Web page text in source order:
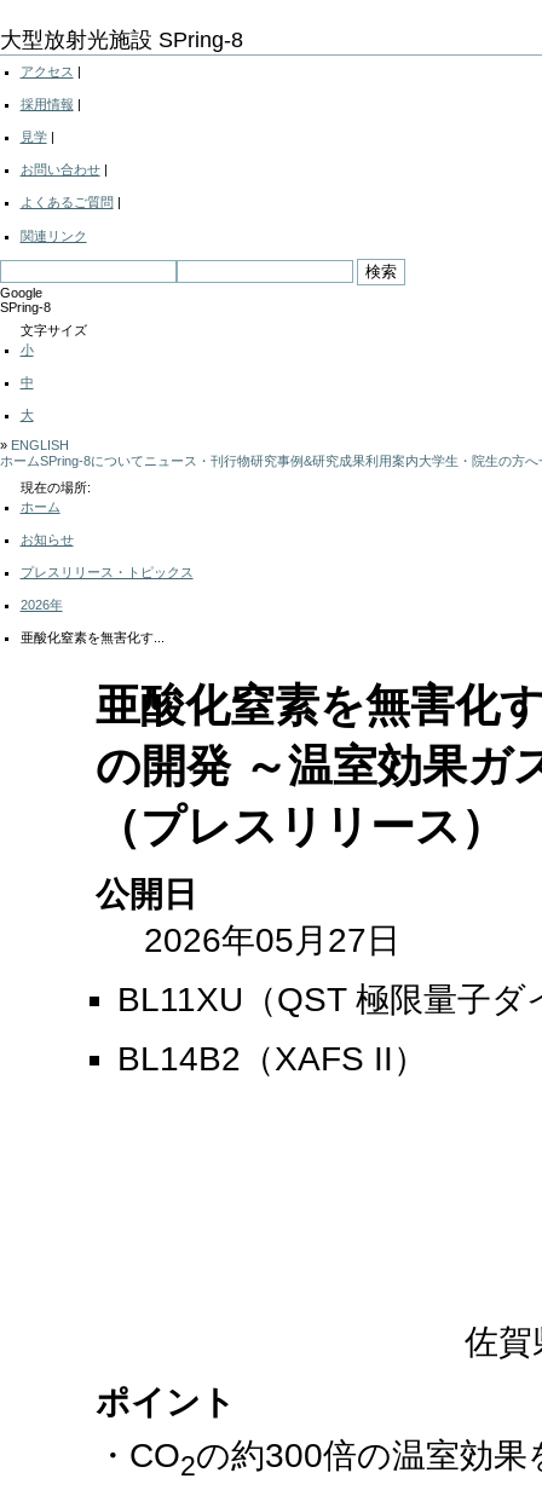
大型放射光施設 SPring-8
ツ
ジ
ン
す
る
アクセス
採用情報
見学
お問い合わせ
よくあるご質問
関連リンク
Google
SPring-8
文字サイズ
小
中
大
» ENGLISH
ホームSPring-8について ニュース・刊行物研究事例&研究成果利用案内大学生・院生の方へ
現在の場所:
ホーム
お知らせ
プレスリリース・トピックス
2026年
亜酸化窒素を無害化す...
亜酸化窒素を無害化
の開発 ～温室効果ガ
（プレスリリース）
公開日
2026年05月27日
BL11XU（QST 極限量子
BL14B2（XAFS II）
佐賀
ポイント
・CO2の約300倍の温室効果